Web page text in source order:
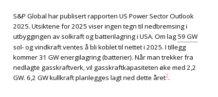
S&P Global har publisert rapporten US Power Sector Outlook
2025. Utsiktene for 2025 viser ingen tegn til nedbremsing i
utbyggingen av solkraft og batterilagring i USA. Om lag 59 GW
sol- og vindkraft ventes å bli koblet til nettet i 2025. I tillegg
kommer 31 GW energilagring (batterier). Når man trekker fra
nedlagte gasskraftverk, vil gasskraftkapasiteten øke med 2,2
GW. 6,2 GW kullkraft planlegges lagt ned dette året2.